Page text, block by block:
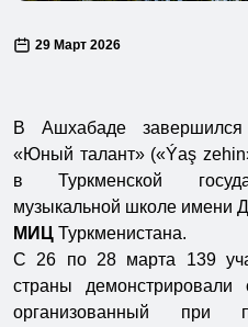
29 Март 2026
В Ашхабаде завершился
«Юный талант» («Ýaş
в Туркменской
музыкальной школе имени
МИЦ Туркменистана.
С 26 по 28 марта 139
страны демонстрировали
организованный при